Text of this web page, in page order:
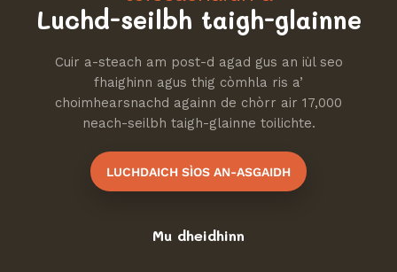
Luchd-seilbh taigh-glainne
Cuir a-steach am post-d agad gus an iùl seo
fhaighinn agus thig còmhla ris a’
choimhearsnachd againn de chòrr air 17,000
neach-seilbh taigh-glainne toilichte.
LUCHDAICH SÌOS AN-ASGAIDH
Mu dheidhinn